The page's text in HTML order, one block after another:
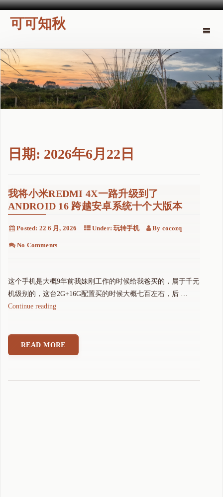
Toggle
可可知秋
日期: 2026年6月22日
我将小米REDMI 4X一路升级到了
ANDROID 16 跨越安卓系统十个大版本
Posted: 22 6 月, 2026 Under: 玩转手机 By cocozq
No Comments
这个手机是大概9年前我妹刚工作的时候给我爸买的，属于千元
机级别的，这台2G+16G配置买的时候大概七百左右，后 …
Continue reading"
小
米
e
READ MORE